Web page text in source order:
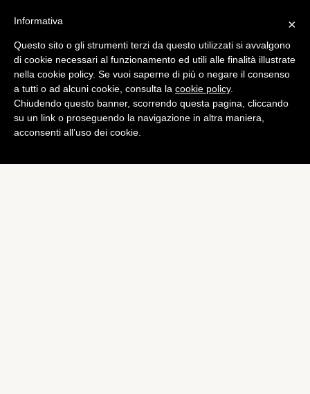
Gossip
George Clooney ha detto sì.
A Venezia il matrimonio con
Amal Alamuddin
diLaura Iannini
×
Informativa
Questo sito o gli strumenti terzi da questo utilizzati si avvalgono
di cookie necessari al funzionamento ed utili alle finalità illustrate
nella cookie policy. Se vuoi saperne di più o negare il consenso
a tutti o ad alcuni cookie, consulta la cookie policy.
Chiudendo questo banner, scorrendo questa pagina, cliccando
su un link o proseguendo la navigazione in altra maniera,
acconsenti all’uso dei cookie.